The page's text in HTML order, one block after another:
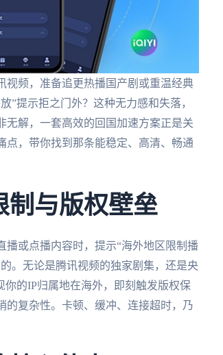
视频，准备追更热播国产剧或重温经典
”提示拒之门外？这种无力感和失落，
无解，一套高效的回国加速方案正是关
点，带你找到那条能稳定、高清、畅通
制与版权壁垒
播或点播内容时，提示“海外地区限制播
。无论是腾讯视频的独家剧集，还是央
的IP归属地在海外，即刻触发版权保
的复杂性。卡顿、缓冲、连接超时，乃